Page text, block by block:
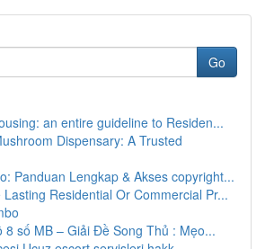
Go
an entire guideline to Residen...
Dispensary: A Trusted
Panduan Lengkap & Akses copyright...
Lasting Residential Or Commercial Pr...
8 số MB – Giải Đề Song Thủ : Mẹo...